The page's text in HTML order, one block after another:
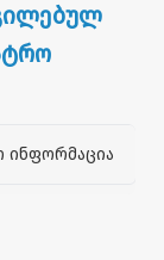
ინფორმაცია